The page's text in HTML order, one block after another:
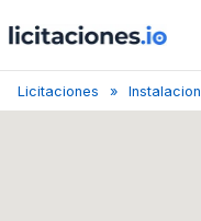
Licitaciones